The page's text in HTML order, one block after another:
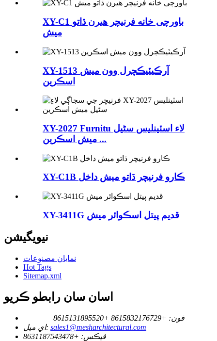
XY-C1 باورچی خانه فرنيچر هيرن ڌاتو
ميش
XY-1513 آرڪيٽيڪچرل وون ميش
اسڪرين
XY-2027 Furnitu لاء اسٽينلیس سٹیل
ميش اسڪرين ...
XY-C1B ڪارو فرنيچر ڌاتو ميش داخل
XY-3411G قديم پيتل اسڪوائر ميش
نيويگيشن
نمايان مصنوعات
Hot Tags
Sitemap.xml
اسان سان رابطو ڪريو
فون: +8615832176729
+8615131895520
اي ميل: sales1@mesharchitectural.com
فيڪس: +8631187543478